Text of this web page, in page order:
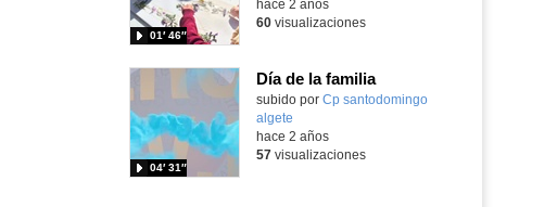
01′ 46″
hace 2 años
60visualizaciones
Día de la familia
subido por Cp santodomingo
algete
04′ 31″
hace 2 años
57visualizaciones